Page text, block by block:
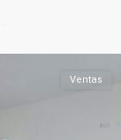
Ventas